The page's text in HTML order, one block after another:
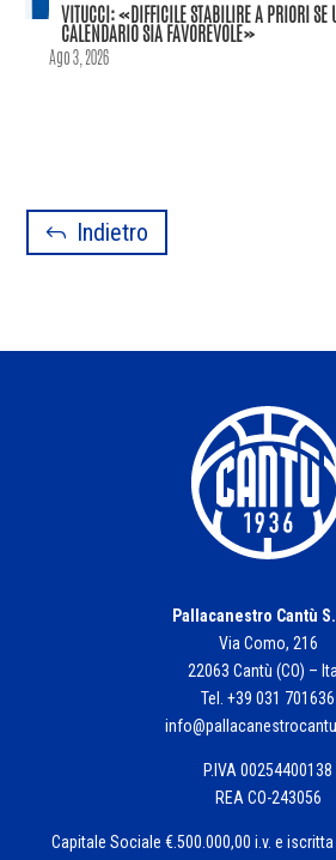
VITUCCI: «DIFFICILE STABILIRE A PRIORI SE
CALENDARIO SIA FAVOREVOLE»
Ago 3, 2026
Indietro
Pallacanestro Cantù
Via Como, 216
22063 Cantù (CO) –
Tel. +39 031 701636
P.IVA 00254400138
REA CO-243056
Capitale Sociale €.500.000,00 i.v. e